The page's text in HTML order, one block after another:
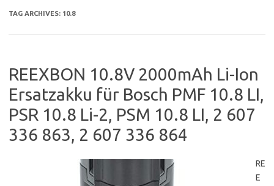
TAG ARCHIVES: 10.8
REEXBON 10.8V 2000mAh Li-Ion
Ersatzakku für Bosch PMF 10.8 LI,
PSR 10.8 Li-2, PSM 10.8 LI, 2 607
336 863, 2 607 336 864
RE
E